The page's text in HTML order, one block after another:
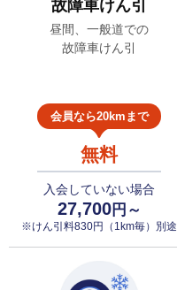
故障車けん引
昼間、一般道での
故障車けん引
会員なら20kmまで
無料
入会していない場合
27,700円～
※けん引料830円（1km毎）別途